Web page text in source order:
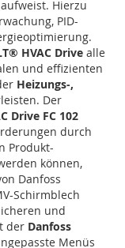
Hierzu
PID-
HVAC Drive alle
und effizienten
Heizungs-,
Der
Drive FC 102
durch
Produkt-
können,
Danfoss
Schirmblech
und
der Danfoss
Menüs